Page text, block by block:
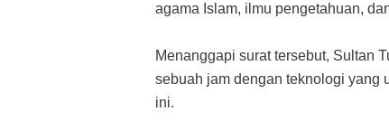
agama Islam, ilmu pengetahuan,
Menanggapi surat tersebut, Sultan
sebuah jam dengan teknologi yang
ini.